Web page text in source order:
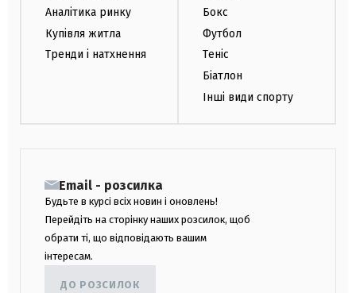
Аналітика ринку
Купівля житла
Тренди і натхнення
Бокс
Футбол
Теніс
Біатлон
Інші види спорту
Email - розсилка
Будьте в курсі всіх новин і оновлень!
Перейдіть на сторінку наших розсилок, щоб
обрати ті, що відповідають вашим
інтересам.
ДО РОЗСИЛОК